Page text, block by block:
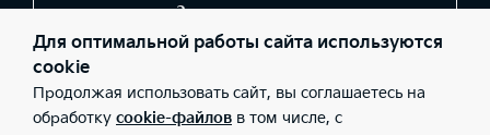
Заказать звонок
© 2026 Юридические лица ООО «АЦ ЮГО-ЗАПАД»
(Фактический адрес: г. Энгельс, Волжский проспект, д. 75;
Телефон: +7 (8453) 52-83-83; ИНН: 7729671401; ОГРН:
Для оптимальной работы сайта используются
cookie
Продолжая использовать сайт, вы соглашаетесь на
обработку cookie-файлов в том числе, с